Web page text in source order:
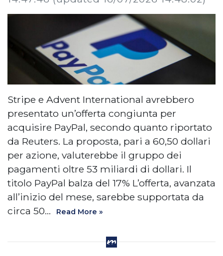
Stripe e Advent International avrebbero
presentato un’offerta congiunta per
acquisire PayPal, secondo quanto riportato
da Reuters. La proposta, pari a 60,50 dollari
per azione, valuterebbe il gruppo dei
pagamenti oltre 53 miliardi di dollari. Il
titolo PayPal balza del 17% L’offerta, avanzata
all’inizio del mese, sarebbe supportata da
circa 50…
Read More »